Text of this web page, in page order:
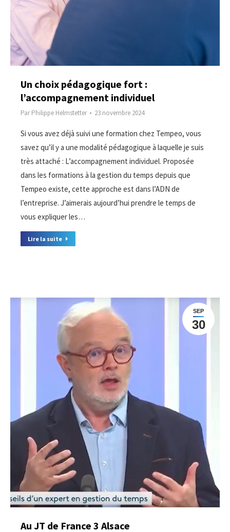
Un choix pédagogique fort :
l’accompagnement individuel
ParPhilippe Helmstetter 23 novembre 2024
Si vous avez déjà suivi une formation chez Tempeo, vous
savez qu’il y a une modalité pédagogique à laquelle je suis
très attaché : L’accompagnement individuel. Proposée
dans les formations à la gestion du temps depuis que
Tempeo existe, cette approche est dans l’ADN de
l’entreprise. J’aimerais aujourd’hui prendre le temps de
vous expliquer les…
Lire la suite
SEP
30
Au JT de France 3 Alsace